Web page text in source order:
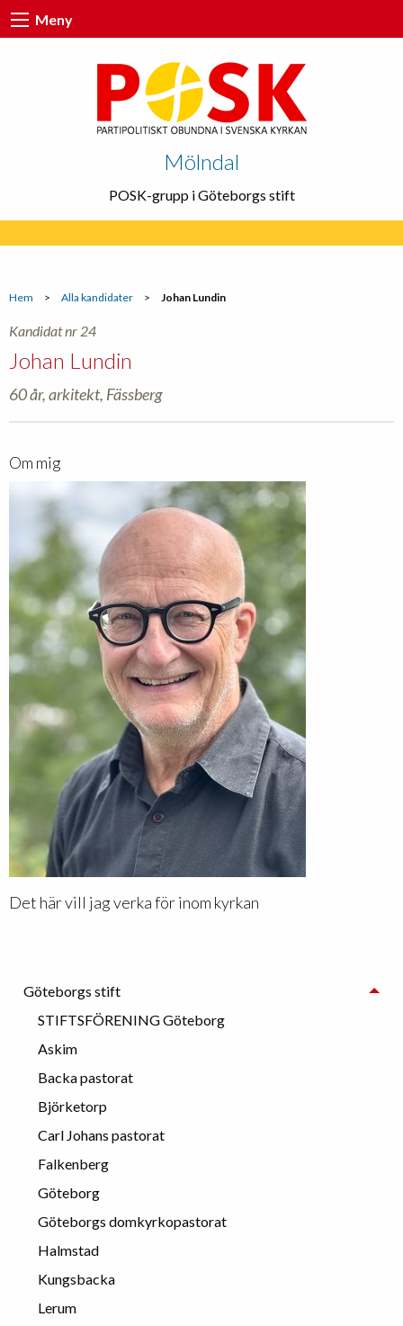
Meny
Mölndal
POSK-grupp i Göteborgs stift
Hem > Alla kandidater > Johan Lundin
Kandidat nr 24
Johan Lundin
60 år, arkitekt, Fässberg
Om mig
Det här vill jag verka för inom kyrkan
Göteborgs stift
STIFTSFÖRENING Göteborg
Askim
Backa pastorat
Björketorp
Carl Johans pastorat
Falkenberg
Göteborg
Göteborgs domkyrkopastorat
Halmstad
Kungsbacka
Lerum